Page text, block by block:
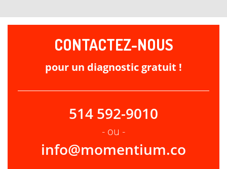
CONTACTEZ-NOUS
pour un diagnostic gratuit !
514 592-9010
- ou -
info@momentium.co